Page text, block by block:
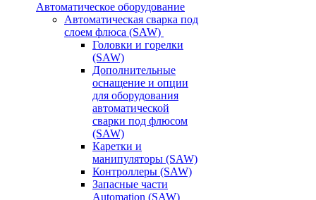
Автоматическое оборудование
Автоматическая сварка под
слоем флюса (SAW)
Головки и горелки
(SAW)
Дополнительные
оснащение и опции
для оборудования
автоматической
сварки под флюсом
(SAW)
Каретки и
манипуляторы (SAW)
Контроллеры (SAW)
Запасные части
Automation (SAW)